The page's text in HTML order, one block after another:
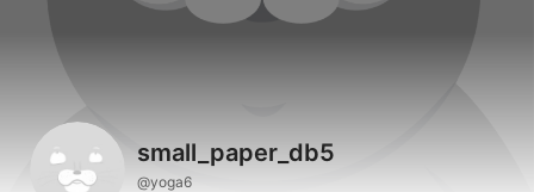
small_paper_db5
@yoga6